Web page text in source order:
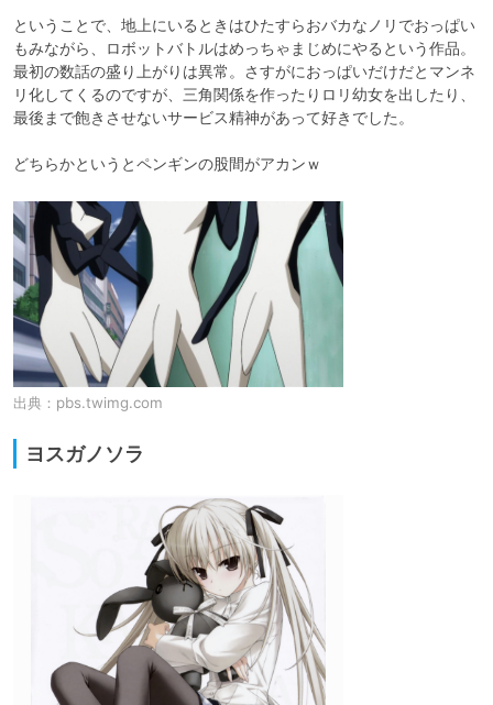
ということで、地上にいるときはひたすらおバカなノリでおっぱい
もみながら、ロボットバトルはめっちゃまじめにやるという作品。
最初の数話の盛り上がりは異常。さすがにおっぱいだけだとマンネ
リ化してくるのですが、三角関係を作ったりロリ幼女を出したり、
最後まで飽きさせないサービス精神があって好きでした。
どちらかというとペンギンの股間がアカンｗ
出典： pbs.twimg.com
ヨスガノソラ